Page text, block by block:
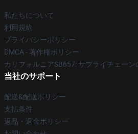
私たちについて
利用規約
プライバシーポリシー
DMCA - 著作権ポリシー
カリフォルニアSB657: サプライチェーン
当社のサポート
配送&配送ポリシー
支払条件
返品・返金ポリシー